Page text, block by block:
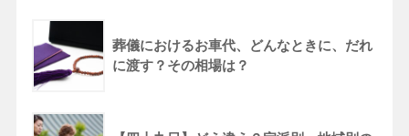
葬儀におけるお車代、どんなときに、だれ
に渡す？その相場は？